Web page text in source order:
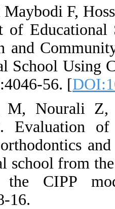
11. Rashidi
Assessment
Oral Health
Yazd Dental
12. Tabari
Jahanian I.
pediatrics,
babol dental
based on
2016;5(2):8-16.